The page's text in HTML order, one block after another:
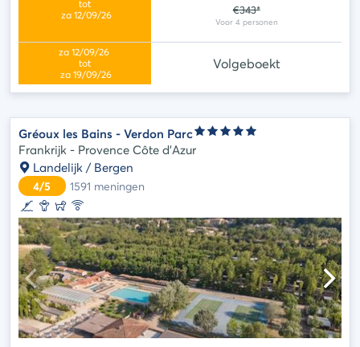
€343*
Volgeboekt
Gréoux les Bains - Verdon Parc
Frankrijk - Provence Côte d'Azur
Landelijk / Bergen
4/5 1591 meningen